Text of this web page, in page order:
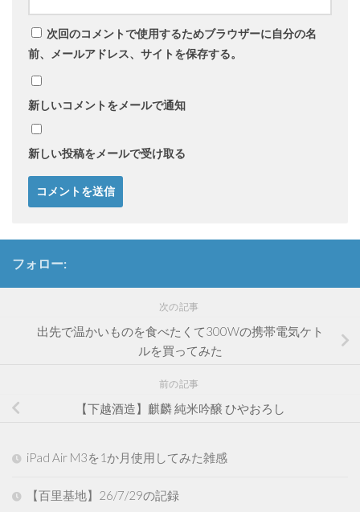
次回のコメントで使用するためブラウザーに自分の名
前、メールアドレス、サイトを保存する。
新しいコメントをメールで通知
新しい投稿をメールで受け取る
フォロー:
次の記事
出先で温かいものを食べたくて300Wの携帯電気ケト
ルを買ってみた
前の記事
【下越酒造】麒麟 純米吟醸 ひやおろし
iPad Air M3を1か月使用してみた雑感
【百里基地】26/7/29の記録